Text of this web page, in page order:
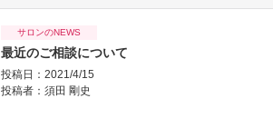
サロンのNEWS
最近のご相談について
投稿日：2021/4/15
投稿者： 須田 剛史